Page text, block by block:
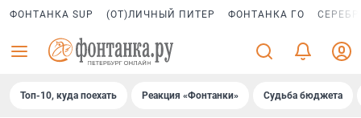
ФОНТАНКА SUP (ОТ)ЛИЧНЫЙ ПИТЕР ФОНТАНКА ГО
Топ-10, куда поехать Реакция «Фонтанки» Судьба бюджета